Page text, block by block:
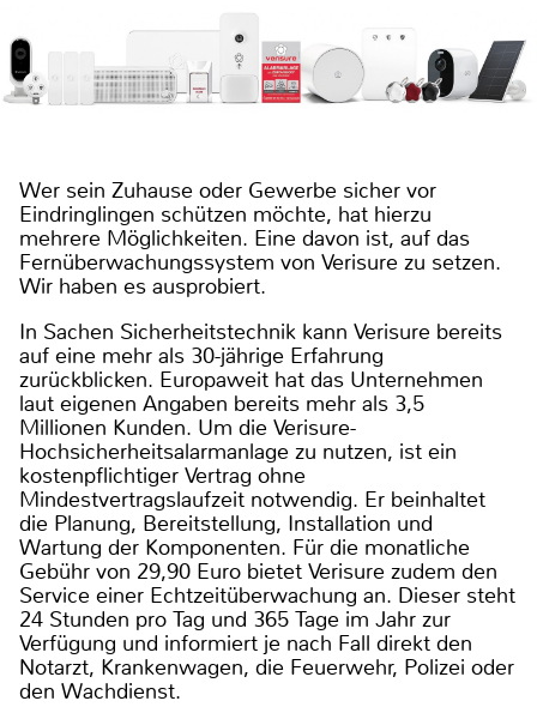
Wer sein Zuhause oder Gewerbe sicher vor
Eindringlingen schützen möchte, hat hierzu
mehrere Möglichkeiten. Eine davon ist, auf das
Fernüberwachungssystem von Verisure zu setzen.
Wir haben es ausprobiert.
In Sachen Sicherheitstechnik kann Verisure bereits
auf eine mehr als 30-jährige Erfahrung
zurückblicken. Europaweit hat das Unternehmen
laut eigenen Angaben bereits mehr als 3,5
Millionen Kunden. Um die Verisure-
Hochsicherheitsalarmanlage zu nutzen, ist ein
kostenpflichtiger Vertrag ohne
Mindestvertragslaufzeit notwendig. Er beinhaltet
die Planung, Bereitstellung, Installation und
Wartung der Komponenten. Für die monatliche
Gebühr von 29,90 Euro bietet Verisure zudem den
Service einer Echtzeitüberwachung an. Dieser steht
24 Stunden pro Tag und 365 Tage im Jahr zur
Verfügung und informiert je nach Fall direkt den
Notarzt, Krankenwagen, die Feuerwehr, Polizei oder
den Wachdienst.